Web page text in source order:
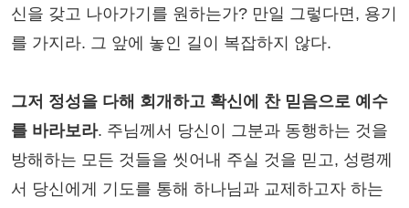
신을 갖고 나아가기를 원하는가? 만일 그렇다면, 용기
를 가지라. 그 앞에 놓인 길이 복잡하지 않다.
그저 정성을 다해 회개하고 확신에 찬 믿음으로 예수
를 바라보라. 주님께서 당신이 그분과 동행하는 것을
방해하는 모든 것들을 씻어내 주실 것을 믿고, 성령께
서 당신에게 기도를 통해 하나님과 교제하고자 하는